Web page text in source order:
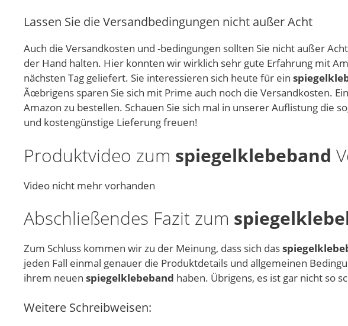
Lassen Sie die Versandbedingungen nicht außer Acht
Auch die Versandkosten und -bedingungen sollten Sie nicht außer
der Hand halten. Hier konnten wir wirklich sehr gute Erfahrung mit
nächsten Tag geliefert. Sie interessieren sich heute für ein
Ãœbrigens sparen Sie sich mit Prime auch noch die Versandkosten.
Amazon zu bestellen. Schauen Sie sich mal in unserer Auflistung die
und kostengünstige Lieferung freuen!
Produktvideo zum spiegelklebeband
Video nicht mehr vorhanden
Abschließendes Fazit zum
Zum Schluss kommen wir zu der Meinung, dass sich das
jeden Fall einmal genauer die Produktdetails und allgemeinen
ihrem neuen spiegelklebeband haben. Übrigens, es ist gar nicht so
Weitere Schreibweisen: